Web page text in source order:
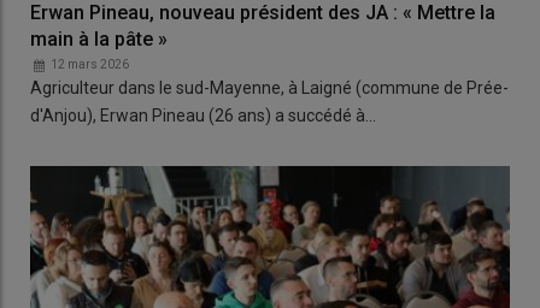
Erwan Pineau, nouveau président des JA : « Mettre la
main à la pâte »
12 mars 2026
Agriculteur dans le sud-Mayenne, à Laigné (commune de Prée-
d'Anjou), Erwan Pineau (26 ans) a succédé à…